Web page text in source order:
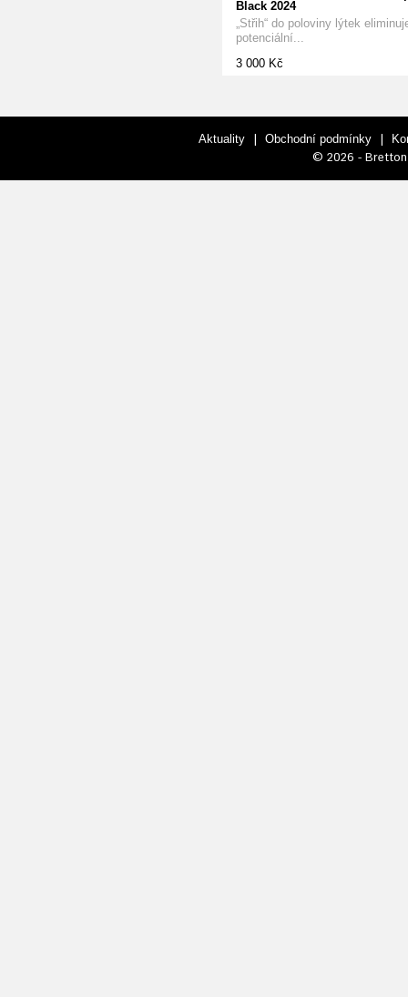
Black 2024
„Střih“ do poloviny lýtek
potenciální...
3 000 Kč
Aktuality | Obchodní podmínky |
© 2026 - Bretton